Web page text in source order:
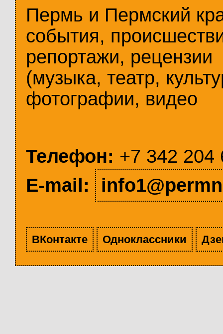
Пермь и Пермский
события,
репортажи, рецензии
(музыка, театр,
фотографии, видео
Телефон: +7 342 204
E-mail:
ВКонтакте Одноклассники